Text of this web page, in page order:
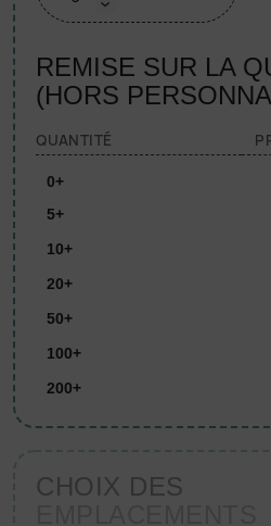
REMISE SUR LA
(HORS
QUANTITÉ
0+
5+
10+
20+
50+
100+
200+
CHOIX DES